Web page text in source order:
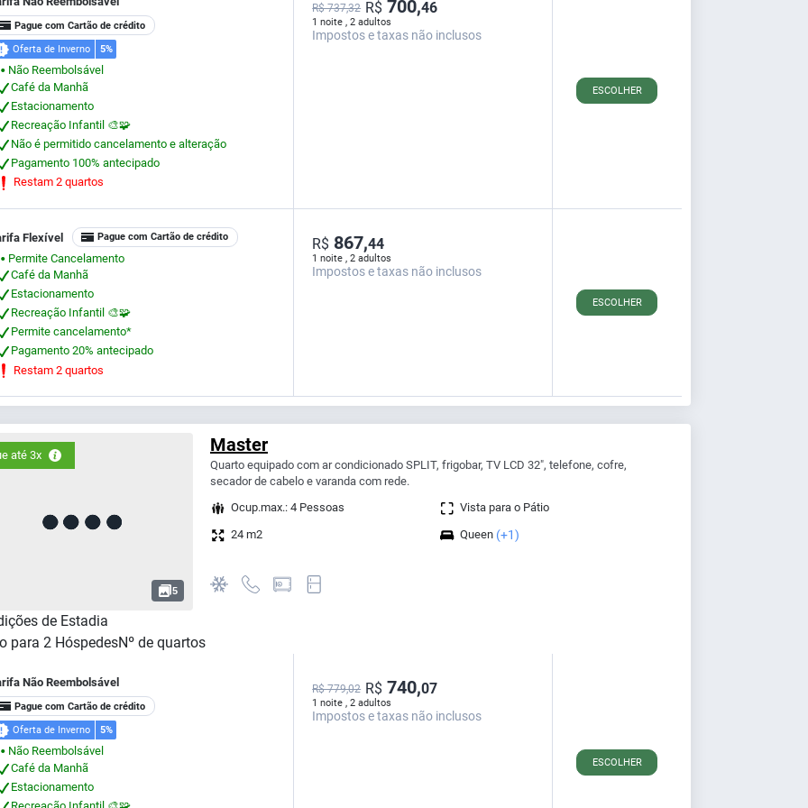
Pague com Cartão de crédito
Oferta de Inverno 5%
⬤
Não Reembolsável
Café da Manhã
Estacionamento
Recreação Infantil 🎨🧩
Não é permitido cancelamento e alteração
Pagamento 100% antecipado
Restam 2 quartos
1 noite , 2 adultos
R$ 737,32 R$ 700,46
Impostos e taxas não inclusos
ESCOLHER
Flexível Pague com Cartão de crédito
⬤
Permite Cancelamento
Café da Manhã
Estacionamento
Recreação Infantil 🎨🧩
Permite cancelamento*
Pagamento 20% antecipado
Restam 2 quartos
1 noite , 2 adultos
R$ 867,44
Impostos e taxas não inclusos
ESCOLHER
até 3x
5
Master
Quarto equipado com ar condicionado SPLIT, frigobar, TV LCD 32", telefone, cofre,
secador de cabelo e varanda com rede.
Ocup.max.: 4 Pessoas
Vista para o Pátio
24 m2
Queen (+1)
de Estadia
para 2 HóspedesNº de quartos
Não Reembolsável
Pague com Cartão de crédito
Oferta de Inverno 5%
⬤
Não Reembolsável
Café da Manhã
Estacionamento
1 noite , 2 adultos
R$ 779,02 R$ 740,07
Impostos e taxas não inclusos
ESCOLHER